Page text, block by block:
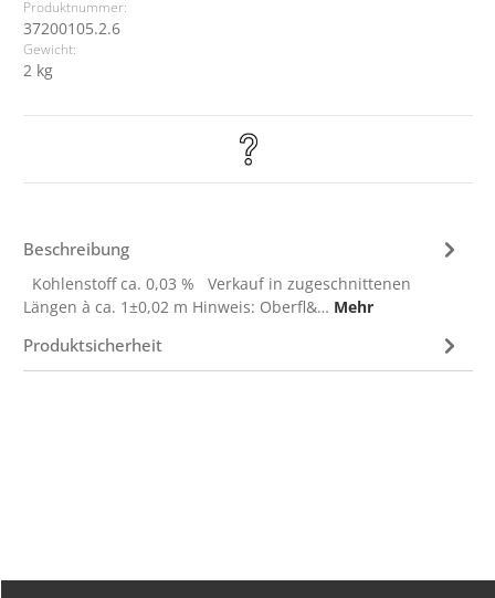
Produktnummer:
37200105.2.6
Gewicht:
2 kg
Beschreibung
Kohlenstoff ca. 0,03 % Verkauf in zugeschnittenen
Längen à ca. 1±0,02 m Hinweis: Oberfl&… Mehr
Produktsicherheit